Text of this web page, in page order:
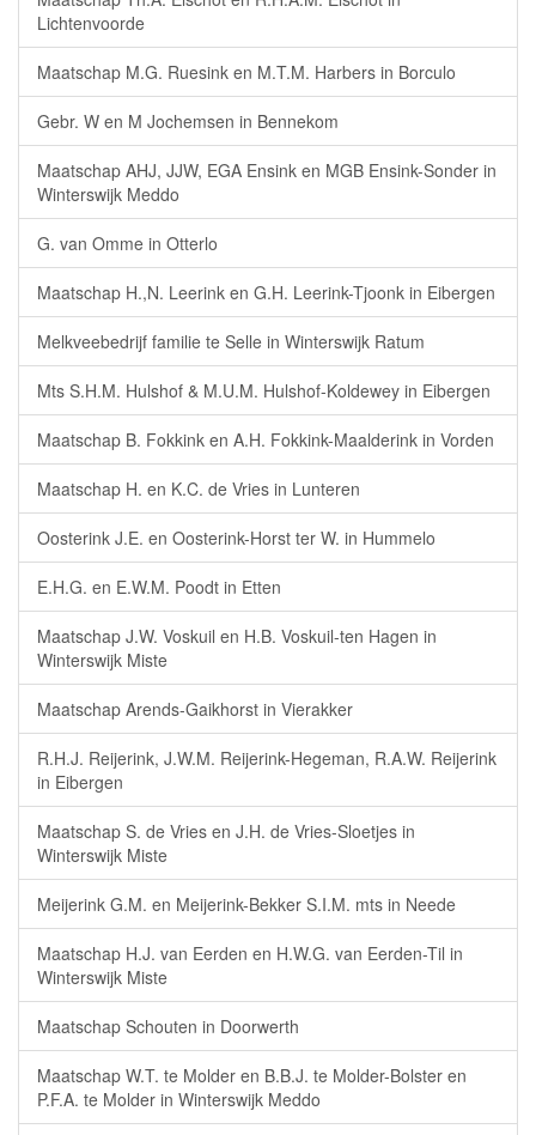
Lichtenvoorde
Maatschap M.G. Ruesink en M.T.M. Harbers in Borculo
Gebr. W en M Jochemsen in Bennekom
Maatschap AHJ, JJW, EGA Ensink en MGB Ensink-Sonder in
Winterswijk Meddo
G. van Omme in Otterlo
Maatschap H.,N. Leerink en G.H. Leerink-Tjoonk in Eibergen
Melkveebedrijf familie te Selle in Winterswijk Ratum
Mts S.H.M. Hulshof & M.U.M. Hulshof-Koldewey in Eibergen
Maatschap B. Fokkink en A.H. Fokkink-Maalderink in Vorden
Maatschap H. en K.C. de Vries in Lunteren
Oosterink J.E. en Oosterink-Horst ter W. in Hummelo
E.H.G. en E.W.M. Poodt in Etten
Maatschap J.W. Voskuil en H.B. Voskuil-ten Hagen in
Winterswijk Miste
Maatschap Arends-Gaikhorst in Vierakker
R.H.J. Reijerink, J.W.M. Reijerink-Hegeman, R.A.W. Reijerink
in Eibergen
Maatschap S. de Vries en J.H. de Vries-Sloetjes in
Winterswijk Miste
Meijerink G.M. en Meijerink-Bekker S.I.M. mts in Neede
Maatschap H.J. van Eerden en H.W.G. van Eerden-Til in
Winterswijk Miste
Maatschap Schouten in Doorwerth
Maatschap W.T. te Molder en B.B.J. te Molder-Bolster en
P.F.A. te Molder in Winterswijk Meddo